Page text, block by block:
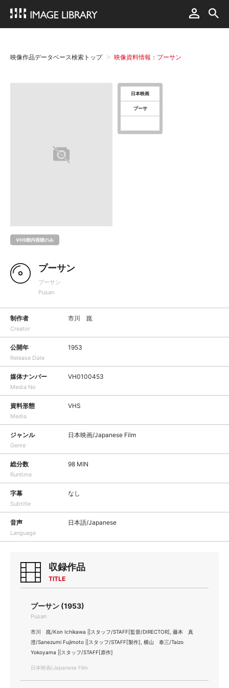
映像作品データベース検索トップ 映像資料情報：プーサン
VHS館内視聴のみ
日本映画
プーサ
プーサン
プーサン
Pusan
制作者
Creator
市川 崑
公開年
Release Date
1953
媒体ナンバー
Media No
VH0100453
資料形態
Media
VHS
ジャンル
Genre
日本映画/Japanese Film
総分数
Runtime
98 MIN
字幕
Subtitle
なし
音声
Language
日本語/Japanese
収録作品
TITLE
プーサン (1953)
Pusan
市川 崑/Kon Ichikawa ||スタッフ/STAFF[監督/DIRECTOR], 藤本 真
澄/Sanezumi Fujimoto ||スタッフ/STAFF[製作], 横山 泰三/Taizo
Yokoyama ||スタッフ/STAFF[原作]
日本映画/Japanese Film